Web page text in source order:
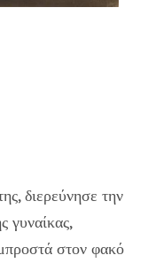
διερεύνησε την
γυναίκας,
στον φακό